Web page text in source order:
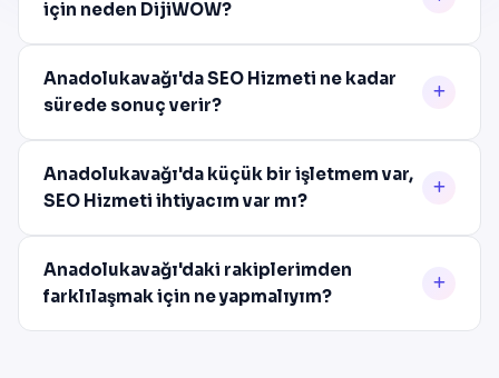
için neden DijiWOW?
Anadolukavağı'da SEO Hizmeti ne kadar
sürede sonuç verir?
Anadolukavağı'da küçük bir işletmem var,
SEO Hizmeti ihtiyacım var mı?
Anadolukavağı'daki rakiplerimden
farklılaşmak için ne yapmalıyım?